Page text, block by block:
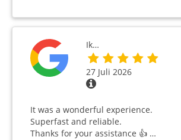
Ik…
27 Juli 2026
It was a wonderful experience.
Superfast and reliable.
Thanks for your assistance 👍 …